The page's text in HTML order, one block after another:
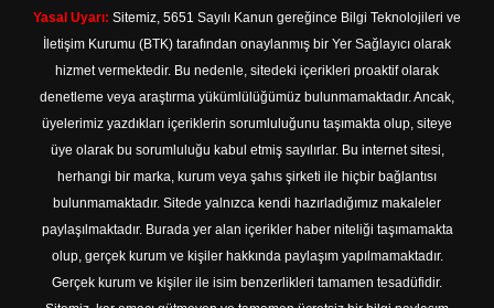
Yasal Uyarı: Sitemiz, 5651 Sayılı Kanun gereğince Bilgi Teknolojileri ve
İletişim Kurumu (BTK) tarafından onaylanmış bir Yer Sağlayıcı olarak
hizmet vermektedir. Bu nedenle, sitedeki içerikleri proaktif olarak
denetleme veya araştırma yükümlülüğümüz bulunmamaktadır. Ancak,
üyelerimiz yazdıkları içeriklerin sorumluluğunu taşımakta olup, siteye
üye olarak bu sorumluluğu kabul etmiş sayılırlar. Bu internet sitesi,
herhangi bir marka, kurum veya şahıs şirketi ile hiçbir bağlantısı
bulunmamaktadır. Sitede yalnızca kendi hazırladığımız makaleler
paylaşılmaktadır. Burada yer alan içerikler haber niteliği taşımamakta
olup, gerçek kurum ve kişiler hakkında paylaşım yapılmamaktadır.
Gerçek kurum ve kişiler ile isim benzerlikleri tamamen tesadüfidir.